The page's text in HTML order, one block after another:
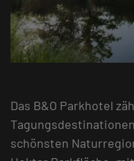
Das B&O Parkhotel
schönsten